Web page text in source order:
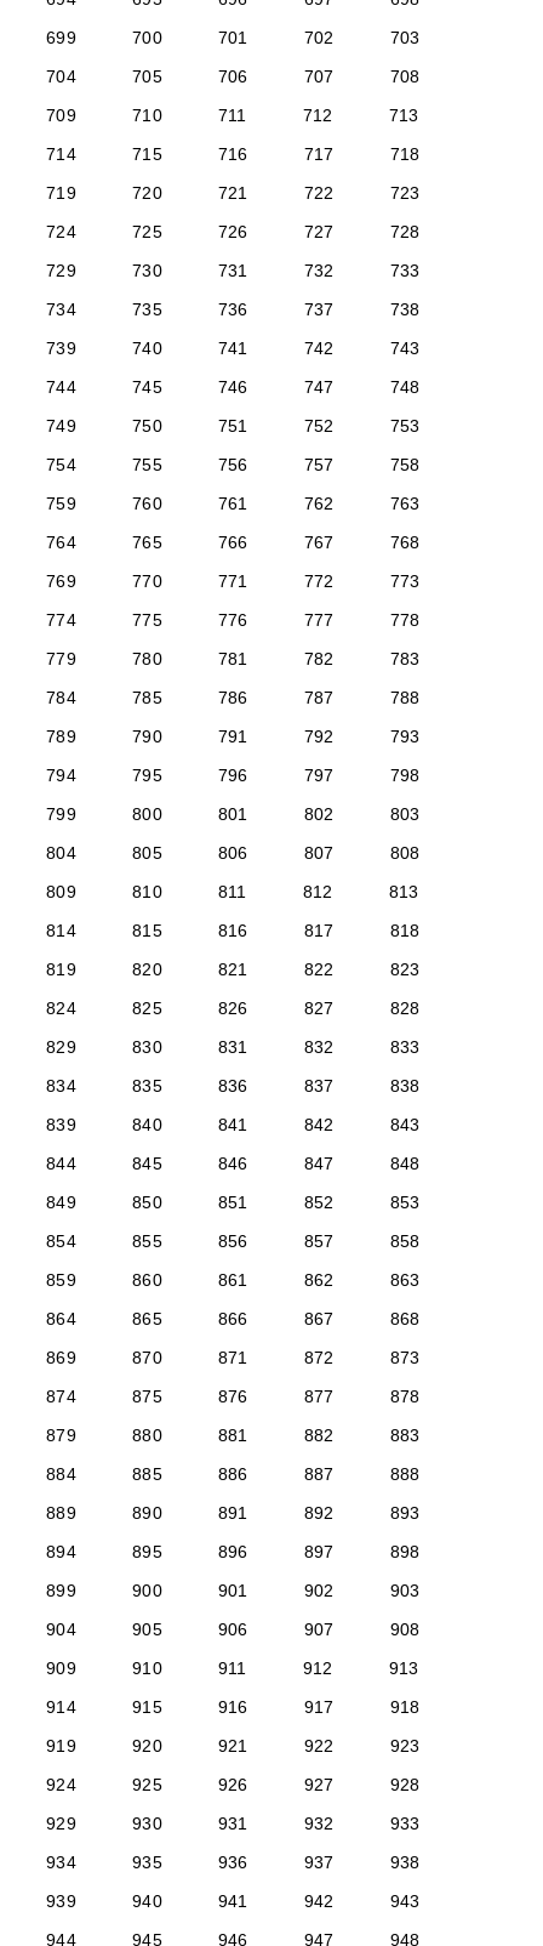
699
700 701 702
703
704
705 706 707
708
709
710 711 712
713
714
715 716 717
718
719
720 721 722
723
724
725 726 727
728
729
730 731 732
733
734
735 736 737
738
739
740 741 742
743
744
745 746 747
748
749
750 751 752
753
754
755 756 757
758
759
760 761 762
763
764
765 766 767
768
769
770 771 772
773
774
775 776 777
778
779
780 781 782
783
784
785 786 787
788
789
790 791 792
793
794
795 796 797
798
799
800 801 802
803
804
805 806 807
808
809
810 811 812
813
814
815 816 817
818
819
820 821 822
823
824
825 826 827
828
829
830 831 832
833
834
835 836 837
838
839
840 841 842
843
844
845 846 847
848
849
850 851 852
853
854
855 856 857
858
859
860 861 862
863
864
865 866 867
868
869
870 871 872
873
874
875 876 877
878
879
880 881 882
883
884
885 886 887
888
889
890 891 892
893
894
895 896 897
898
899
900 901 902
903
904
905 906 907
908
909
910 911 912
913
914
915 916 917
918
919
920 921 922
923
924
925 926 927
928
929
930 931 932
933
934
935 936 937
938
939
940 941 942
943
944
945 946 947 948